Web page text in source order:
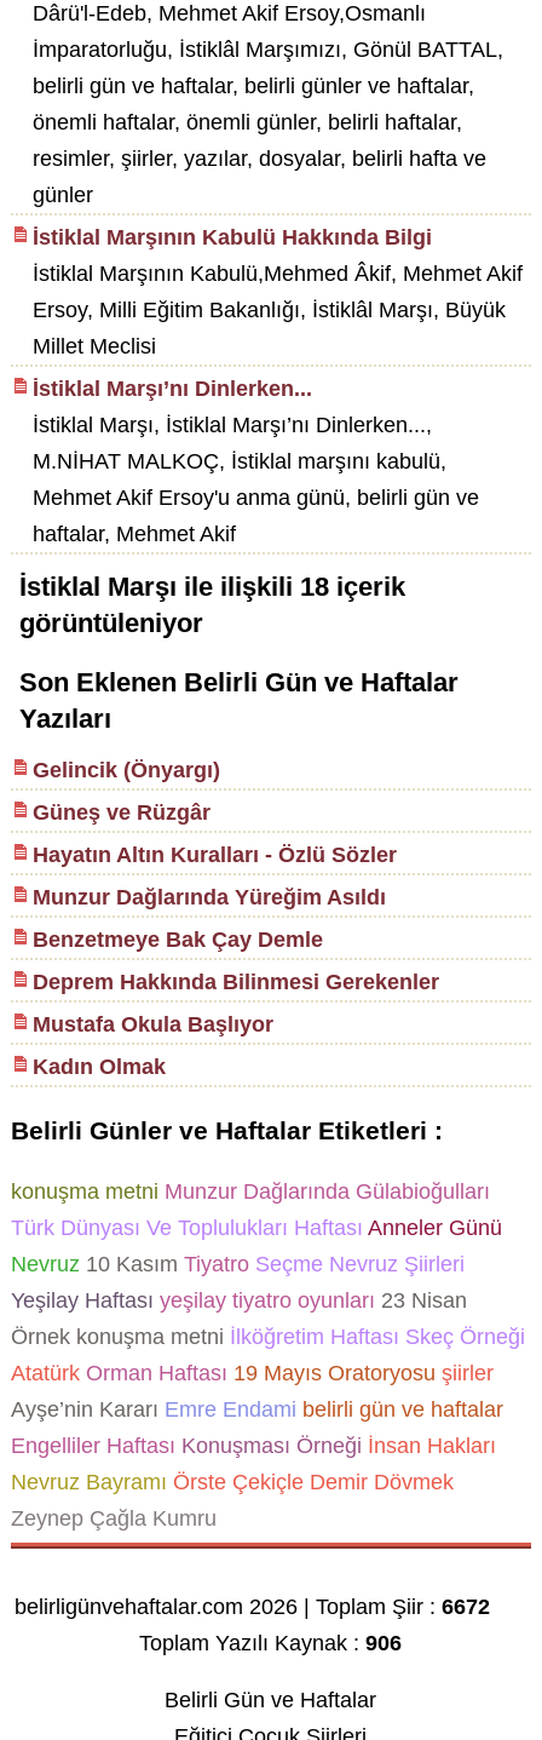
Dârü'l-Edeb, Mehmet Akif Ersoy,Osmanlı
İmparatorluğu, İstiklâl Marşımızı, Gönül BATTAL,
belirli gün ve haftalar, belirli günler ve haftalar,
önemli haftalar, önemli günler, belirli haftalar,
resimler, şiirler, yazılar, dosyalar, belirli hafta ve
günler
İstiklal Marşının Kabulü Hakkında Bilgi
İstiklal Marşının Kabulü,Mehmed Âkif, Mehmet Akif
Ersoy, Milli Eğitim Bakanlığı, İstiklâl Marşı, Büyük
Millet Meclisi
İstiklal Marşı’nı Dinlerken...
İstiklal Marşı, İstiklal Marşı’nı Dinlerken...,
M.NİHAT MALKOÇ, İstiklal marşını kabulü,
Mehmet Akif Ersoy'u anma günü, belirli gün ve
haftalar, Mehmet Akif
İstiklal Marşı ile ilişkili 18içerik
görüntüleniyor
Son Eklenen Belirli Gün ve Haftalar
Yazıları
Gelincik (Önyargı)
Güneş ve Rüzgâr
Hayatın Altın Kuralları - Özlü Sözler
Munzur Dağlarında Yüreğim Asıldı
Benzetmeye Bak Çay Demle
Deprem Hakkında Bilinmesi Gerekenler
Mustafa Okula Başlıyor
Kadın Olmak
Belirli Günler ve Haftalar Etiketleri :
konuşma metni Munzur Dağlarında Gülabioğulları
Türk Dünyası Ve Toplulukları Haftası Anneler Günü
Nevruz 10 Kasım TiyatroSeçme Nevruz Şiirleri
Yeşilay Haftası yeşilay tiyatro oyunları 23 Nisan
Örnek konuşma metni İlköğretim Haftası Skeç Örneği
AtatürkOrman Haftası 19 Mayıs Oratoryosu şiirler
Ayşe’nin Kararı Emre Endami belirli gün ve haftalar
Engelliler Haftası Konuşması Örneği İnsan Hakları
Nevruz Bayramı Örste Çekiçle Demir Dövmek
Zeynep Çağla Kumru
belirligünvehaftalar.com 2026 | Toplam Şiir :6672
Toplam Yazılı Kaynak :906
Belirli Gün ve Haftalar